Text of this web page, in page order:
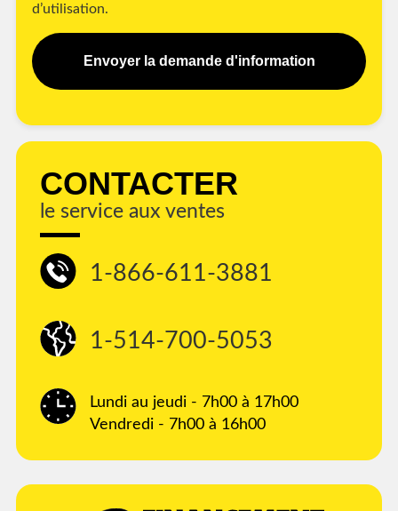
d’utilisation.
Envoyer la demande d'information
CONTACTER
le service aux ventes
1-866-611-3881
1-514-700-5053
Lundi au jeudi - 7h00 à 17h00
Vendredi - 7h00 à 16h00